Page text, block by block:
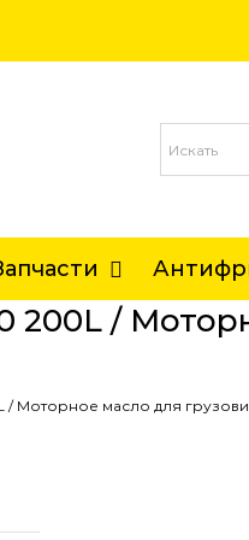
200L /
/ Моторное масло для